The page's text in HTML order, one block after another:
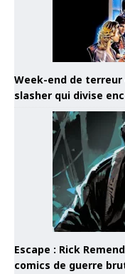
Week-end de
slasher qui divise
Escape : Rick
comics de guerre